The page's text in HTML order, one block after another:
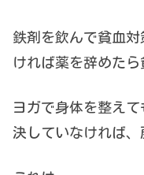
鉄剤を飲んで貧血
ければ薬を辞めたら
ヨガで身体を整え
決していなければ、